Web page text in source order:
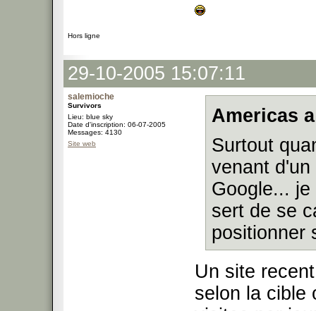
Hors ligne
29-10-2005 15:07:11
salemioche
Survivors
Lieu: blue sky
Date d'inscription: 06-07-2005
Messages: 4130
Site web
Americas
Surtout
venant
Google...
sert de se
positionner
Un site
selon la cible